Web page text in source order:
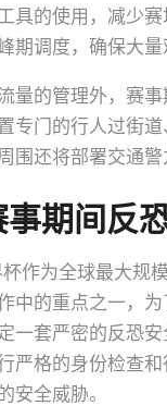
具的使用，减少
期调度，确保大
量的管理外，赛
专门的行人过街
围还将部署交通
期间反
作为全球最大规
中的重点之一，
一套严密的反恐
严格的身份检查
安全威胁。